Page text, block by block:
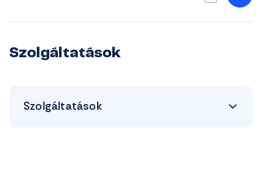
Szolgáltatások
Szolgáltatások